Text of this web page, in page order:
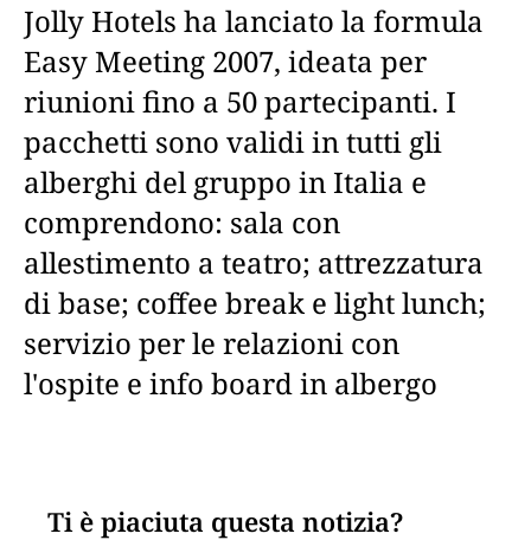
Jolly Hotels ha lanciato la formula
Easy Meeting 2007, ideata per
riunioni fino a 50 partecipanti. I
pacchetti sono validi in tutti gli
alberghi del gruppo in Italia e
comprendono: sala con
allestimento a teatro; attrezzatura
di base; coffee break e light lunch;
servizio per le relazioni con
l'ospite e info board in albergo
Ti è piaciuta questa notizia?